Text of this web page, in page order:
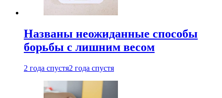
Названы неожиданные способы
борьбы с лишним весом
2 года спустя2 года спустя